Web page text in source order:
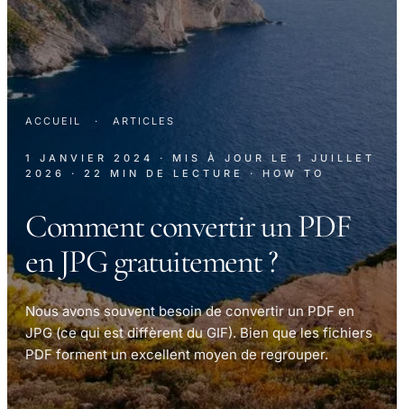
ACCUEIL · ARTICLES
1 JANVIER 2024 · MIS À JOUR LE 1 JUILLET
2026
· 22 MIN DE LECTURE · HOW TO
Comment convertir un PDF
en JPG gratuitement ?
Nous avons souvent besoin de convertir un PDF en
JPG (ce qui est diffèrent du GIF). Bien que les fichiers
PDF forment un excellent moyen de regrouper.